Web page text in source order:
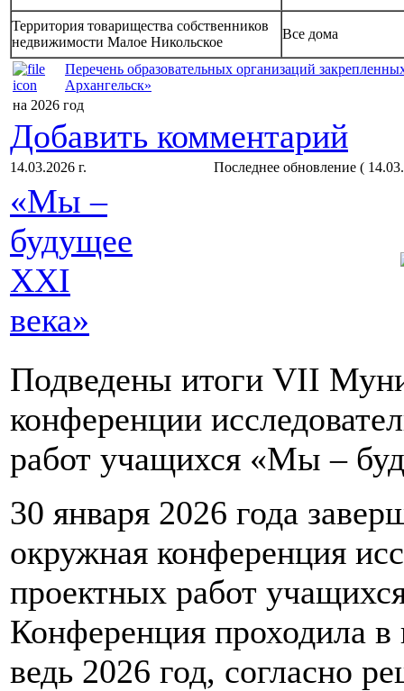
Территория товарищества собственников
недвижимости Малое Никольское
Все дома
Перечень образовательных организаций
Архангельск»
на 2026 год
Добавить комментарий
14.03.2026 г. Последнее обновление (
«Мы –
будущее
XXI
века»
Подведены итоги VII
конференции
работ учащихся «Мы –
30 января 2026 года
окружная конференция
проектных работ
Конференция проходила
ведь 2026 год, согласно